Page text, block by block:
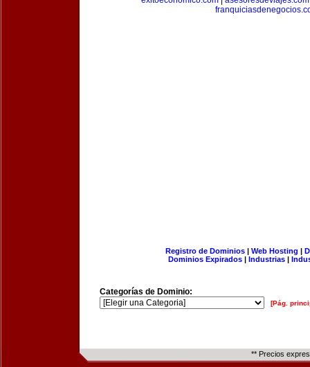
Registro de Dominios| Web Hosting |
Dominios Expirados | Industrias |
Categorías de Dominio:
[Pág.
** Precios